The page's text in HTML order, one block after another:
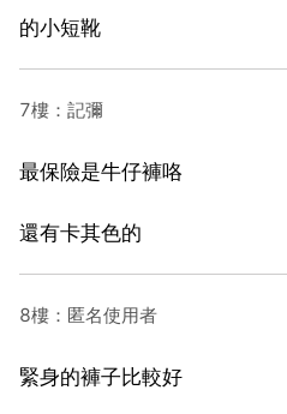
的小短靴
7樓：記彌
最保險是牛仔褲咯
還有卡其色的
8樓：匿名使用者
緊身的褲子比較好